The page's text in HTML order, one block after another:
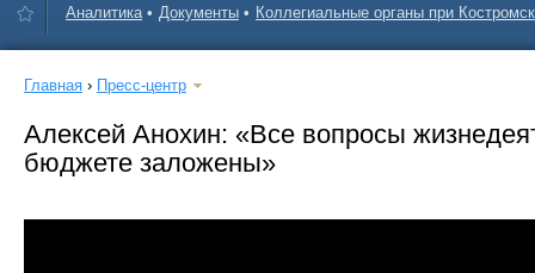
Аналитика Документы Коллегиальные органы при
Главная › Пресс-центр
Алексей Анохин: «Все вопросы
бюджете заложены»